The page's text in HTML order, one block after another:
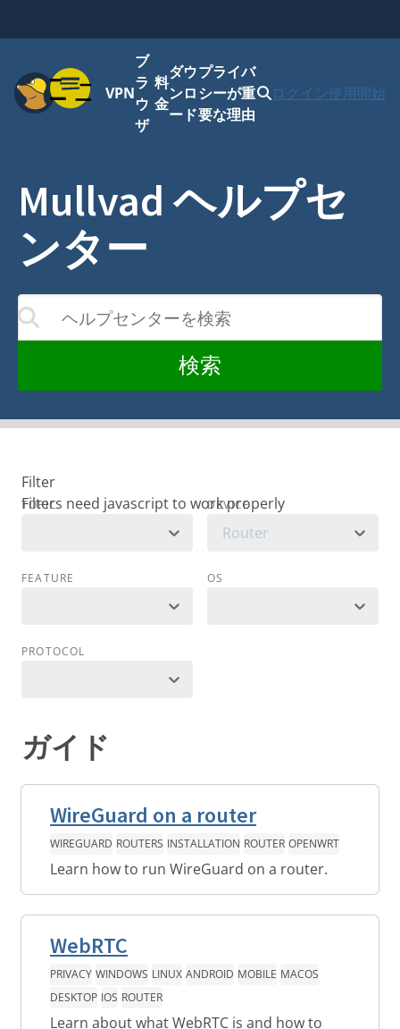
ニュー
VPN
ブ
ラ
ウ
ザ
料
金
ダウ
ンロ
ード
プライバ
シーが重
要な理由
ログイン使用開始
Mullvad ヘルプセ
ンター
ヘルプセンターを検索
果が更新されます
検索
Filter
TOPIC DEVICE
Router
FEATURE OS
PROTOCOL
ガイド
WireGuard on a router
WIREGUARD ROUTERS INSTALLATION ROUTER OPENWRT
Learn how to run WireGuard on a router.
WebRTC
PRIVACY WINDOWS LINUX ANDROID MOBILE MACOS
DESKTOP IOS ROUTER
Learn about what WebRTC is and how to